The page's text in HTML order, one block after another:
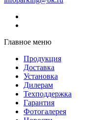
Главное меню
Продукция
Доставка
Установка
Дилерам
Техподдержка
Гарантия
Фотогалерея